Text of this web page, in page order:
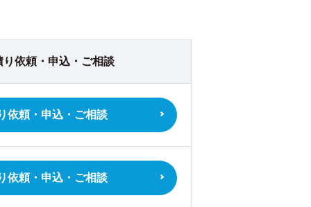
依頼・ 申込・ご相談
依頼・ 申込・ご相談
依頼・ 申込・ご相談